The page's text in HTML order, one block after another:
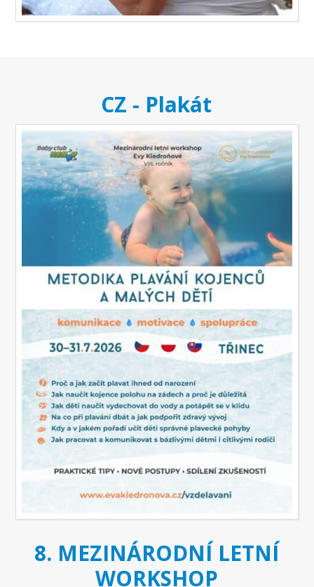
CZ - Plakát
8. MEZINÁRODNÍ LETNÍ
WORKSHOP